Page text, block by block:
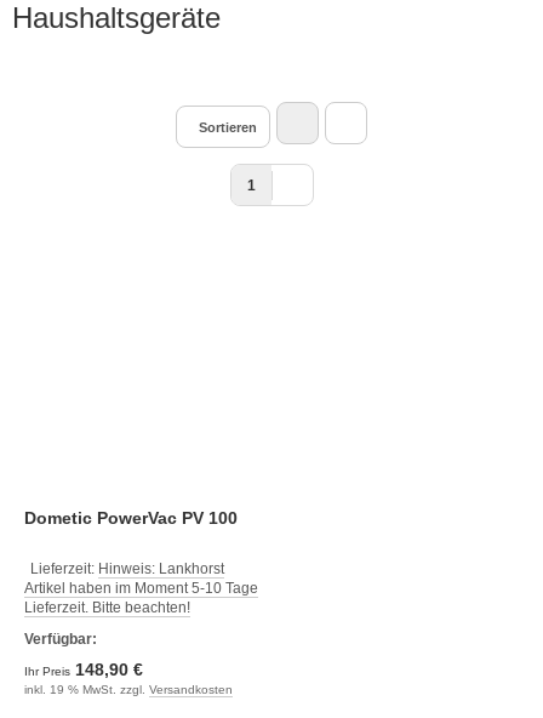
Haushaltsgeräte
Sortieren
1
Dometic PowerVac PV 100
Lieferzeit: Hinweis: Lankhorst
Artikel haben im Moment 5-10 Tage
Lieferzeit. Bitte beachten!
Verfügbar:
Ihr Preis 148,90 €
inkl. 19 % MwSt. zzgl. Versandkosten